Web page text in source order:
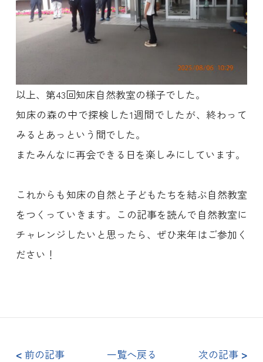
以上、第43回知床自然教室の様子でした。
知床の森の中で探検した1週間でしたが、終わって
みるとあっという間でした。
またみんなに再会できる日を楽しみにしています。
これからも知床の自然と子どもたちを結ぶ自然教室
をつくっていきます。この記事を読んで自然教室に
チャレンジしたいと思ったら、ぜひ来年はご参加く
ださい！
< 前の記事 一覧へ戻る 次の記事 >